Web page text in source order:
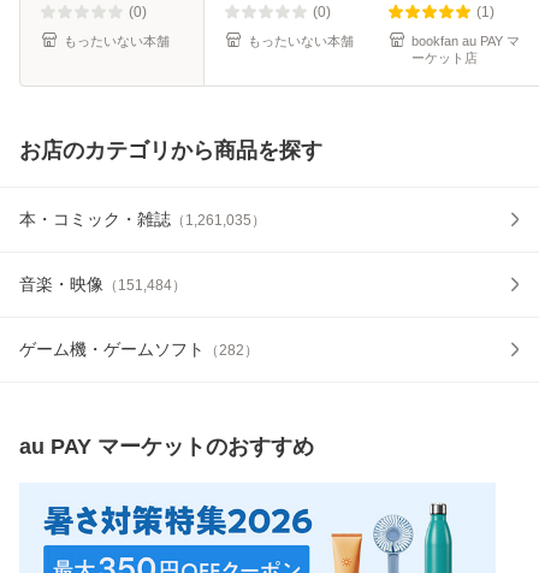
無料】
(0)
もったいない本舗
(0)
もったいない本舗
(1)
bookfan au PAY マ
ーケット店
お店のカテゴリから商品を探す
本・コミック・雑誌 （ 1,261,035 ）
音楽・映像 （ 151,484）
ゲーム機・ゲームソフト （282 ）
au PAY マーケットのおすすめ